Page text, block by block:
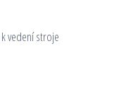
vedení stroje